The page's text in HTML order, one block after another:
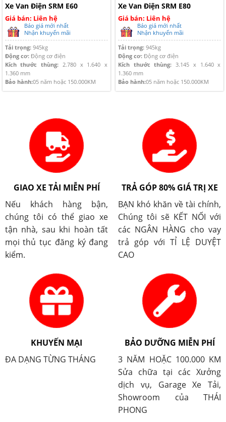
Xe Van Điện SRM E60
Giá bán: Liên hệ
Báo giá mới nhất
Nhận khuyến mãi
Tải trọng:945kg
Động cơ:Động cơ điện
Kích thước thùng: 2.780 x 1.640 x
1.360 mm
Bảo hành:05 năm hoặc 150.000KM
Xe Van Điện SRM E80
Giá bán: Liên hệ
Báo giá mới nhất
Nhận khuyến mãi
Tải trọng: 945kg
Động cơ: Động cơ điện
Kích thước thùng: 3.145 x 1.640 x
1.360 mm
Bảo hành:05 năm hoặc 150.000KM
GIAO XE TẢI MIỄN PHÍ
Nếu khách hàng bận,
chúng tôi có thể giao xe
tận nhà, sau khi hoàn tất
mọi thủ tục đăng ký đang
kiểm.
TRẢ GÓP 80% GIÁ TRỊ XE
BẠN khó khăn về tài chính,
Chúng tôi sẽ KẾT NỐI với
các NGÂN HÀNG cho vay
trả góp với TỈ LỆ DUYỆT
CAO
KHUYẾN MẠI
ĐA DẠNG TỪNG THÁNG
BẢO DƯỠNG MIỄN PHÍ
3 NĂM HOẶC 100.000 KM
Sửa chữa tại các Xưởng
dịch vụ, Garage Xe Tải,
Showroom của THÁI
PHONG